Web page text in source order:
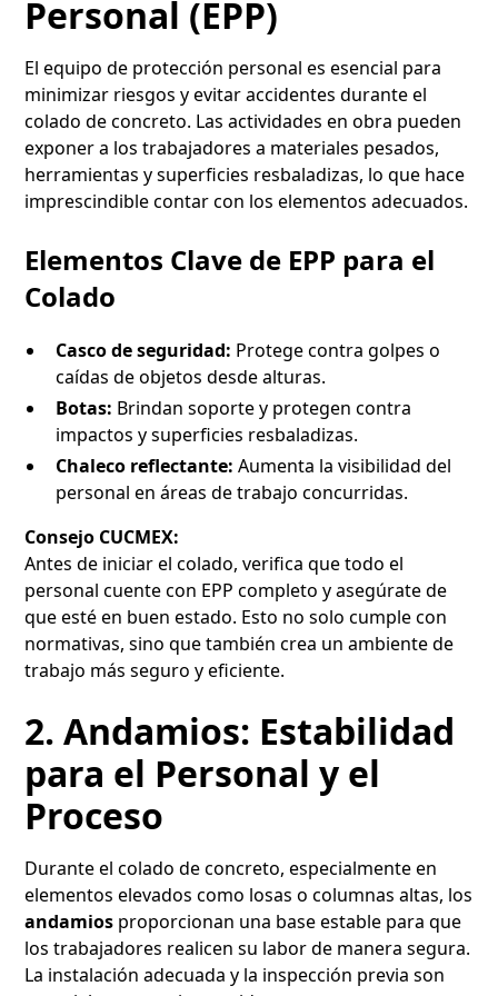
Personal (EPP)
El equipo de protección personal es esencial para
minimizar riesgos y evitar accidentes durante el
colado de concreto. Las actividades en obra pueden
exponer a los trabajadores a materiales pesados,
herramientas y superficies resbaladizas, lo que hace
imprescindible contar con los elementos adecuados.
Elementos Clave de EPP para el
Colado
Casco de seguridad: Protege contra golpes o
caídas de objetos desde alturas.
Botas: Brindan soporte y protegen contra
impactos y superficies resbaladizas.
Chaleco reflectante: Aumenta la visibilidad del
personal en áreas de trabajo concurridas.
Consejo CUCMEX:
Antes de iniciar el colado, verifica que todo el
personal cuente con EPP completo y asegúrate de
que esté en buen estado. Esto no solo cumple con
normativas, sino que también crea un ambiente de
trabajo más seguro y eficiente.
2. Andamios: Estabilidad
para el Personal y el
Proceso
Durante el colado de concreto, especialmente en
elementos elevados como losas o columnas altas, los
andamios proporcionan una base estable para que
los trabajadores realicen su labor de manera segura.
La instalación adecuada y la inspección previa son